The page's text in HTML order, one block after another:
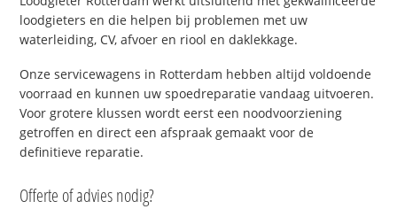
loodgieters en die helpen bij problemen met uw
waterleiding, CV, afvoer en riool en daklekkage.
Onze servicewagens in Rotterdam hebben altijd voldoende
voorraad en kunnen uw spoedreparatie vandaag uitvoeren.
Voor grotere klussen wordt eerst een noodvoorziening
getroffen en direct een afspraak gemaakt voor de
definitieve reparatie.
Offerte of advies nodig?